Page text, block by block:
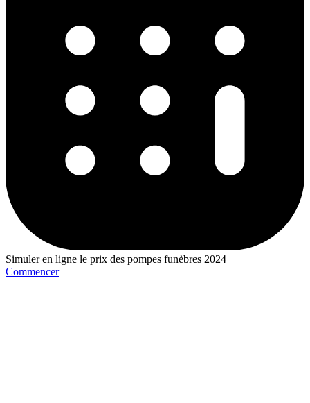
Simuler en ligne le prix des pompes funèbres 2024
Commencer